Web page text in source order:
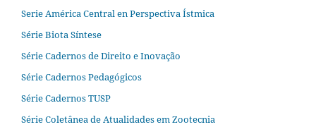
Serie América Central en Perspectiva Ístmica
Série Biota Síntese
Série Cadernos de Direito e Inovação
Série Cadernos Pedagógicos
Série Cadernos TUSP
Série Coletânea de Atualidades em Zootecnia